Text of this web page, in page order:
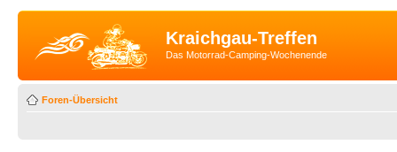
Kraichgau-Treffen
Das Motorrad-Camping-Wochenende
Foren-Übersicht